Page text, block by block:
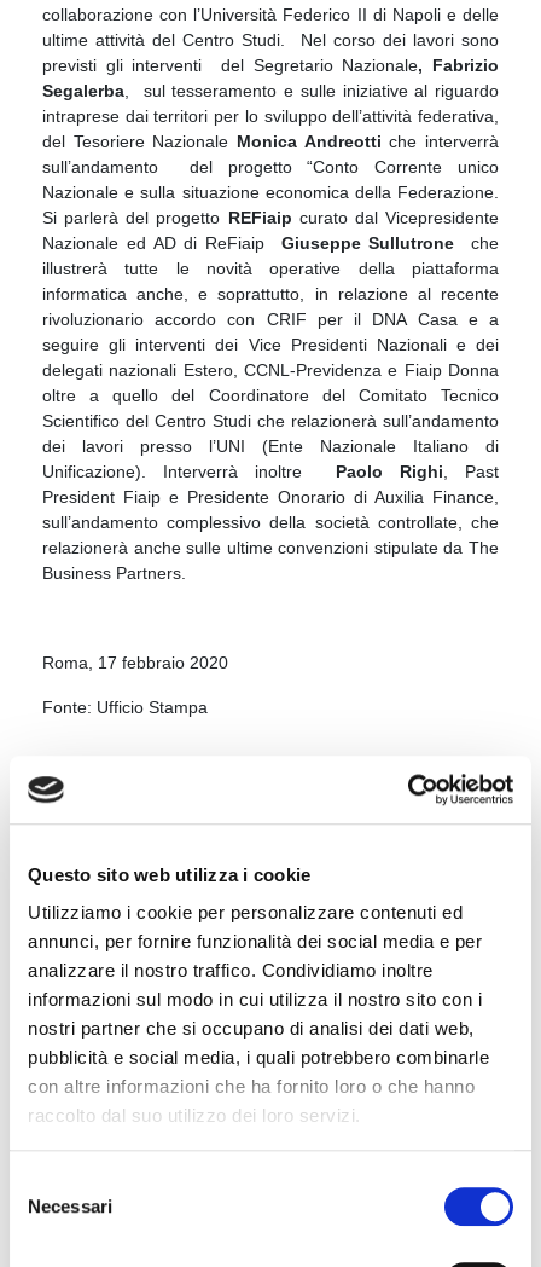
Questo sito web utilizza i cookie
Utilizziamo i cookie per personalizzare contenuti ed
annunci, per fornire funzionalità dei social media e per
analizzare il nostro traffico. Condividiamo inoltre
informazioni sul modo in cui utilizza il nostro sito con i
nostri partner che si occupano di analisi dei dati web,
pubblicità e social media, i quali potrebbero combinarle
con altre informazioni che ha fornito loro o che hanno
raccolto dal suo utilizzo dei loro servizi.
Necessari
collaborazione con l’Università Federico II di Napoli e delle
ultime attività del Centro Studi. Nel corso dei lavori sono
previsti gli interventi del Segretario Nazionale, Fabrizio
Segalerba , sul tesseramento e sulle iniziative al riguardo
intraprese dai territori per lo sviluppo dell’attività federativa,
del Tesoriere Nazionale Monica Andreotti che interverrà
sull’andamento del progetto “Conto Corrente unico
Nazionale e sulla situazione economica della Federazione.
Si parlerà del progetto REFiaip curato dal Vicepresidente
Nazionale ed AD di ReFiaip Giuseppe Sullutrone che
illustrerà tutte le novità operative della piattaforma
informatica anche, e soprattutto, in relazione al recente
rivoluzionario accordo con CRIF per il DNA Casa e a
seguire gli interventi dei Vice Presidenti Nazionali e dei
delegati nazionali Estero, CCNL-Previdenza e Fiaip Donna
oltre a quello del Coordinatore del Comitato Tecnico
Scientifico del Centro Studi che relazionerà sull’andamento
dei lavori presso l’UNI (Ente Nazionale Italiano di
Unificazione). Interverrà inoltre Paolo Righi , Past
President Fiaip e Presidente Onorario di Auxilia Finance,
sull’andamento complessivo della società controllate, che
relazionerà anche sulle ultime convenzioni stipulate da The
Business Partners.
Roma, 17 febbraio 2020
Fonte: Ufficio Stampa
condividi